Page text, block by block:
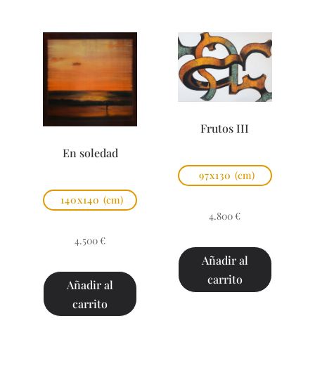
En soledad
140x140 (cm)
4.500 €
Añadir al
carrito
Frutos III
97x130 (cm)
4.800 €
Añadir al
carrito